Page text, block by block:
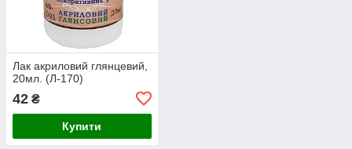
Лак акриловий глянцевий,
20мл. (Л-170)
42 ₴
Купити